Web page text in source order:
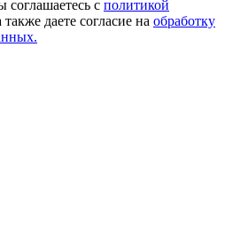
соглашаетесь с политикой
также даете согласие на обработку